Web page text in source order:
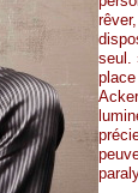
seul.